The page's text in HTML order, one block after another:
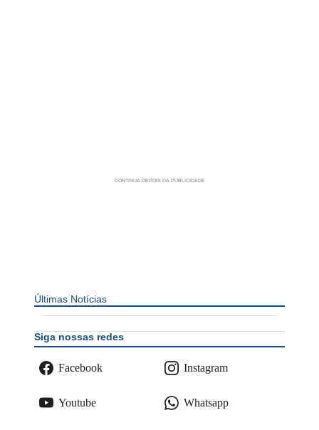
Últimas Notícias
Siga nossas redes
Facebook Instagram
Youtube Whatsapp